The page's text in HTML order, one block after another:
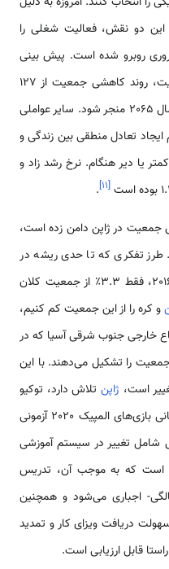
این دو نقش، فعالیت شغلی را
روبرو شده است. پیش بینی
می‌شود در صورت عدم تغییر این وضعیت، روند کاهشی جمعیت از 127
میلیون نفر امروز به 80 میلیون نفر در سال 2065 منجر شود. سایر عواملی
ایجاد تعادل منطقی بین زندگی و
یا دیر هنگام. نرخ رشد زاد و
[۱۱]
.
در ژاپن دامن زده است،
تفکری که تا حدی ریشه در
گذشته انزواگرایانه کشور دارد. از سال 2016، فقط 3.3٪ از جمعیت کلان
و کره را از این جمعیت کم کنیم،
اتباع خارجی جنوب شرقی آسیا که در
ژاپن فعال هستند فقط 0.5٪ از جمعیت را تشکیل می‌دهند. با این
است، ژاپنتلاش دارد، توکیو
را به شهری بین‌المللی تبدیل کند. میزبانی بازی‌های المپیک 2020 آزمونی
شامل تغییر در سیستم آموزشی
بوده است که به موجب آن، تدریس
انگلیسی از کلاس پنجم -10 سالگی- اجباری می‌شود و همچنین
دریافت ویزای کار و تمدید
قابل ارزیابی است.